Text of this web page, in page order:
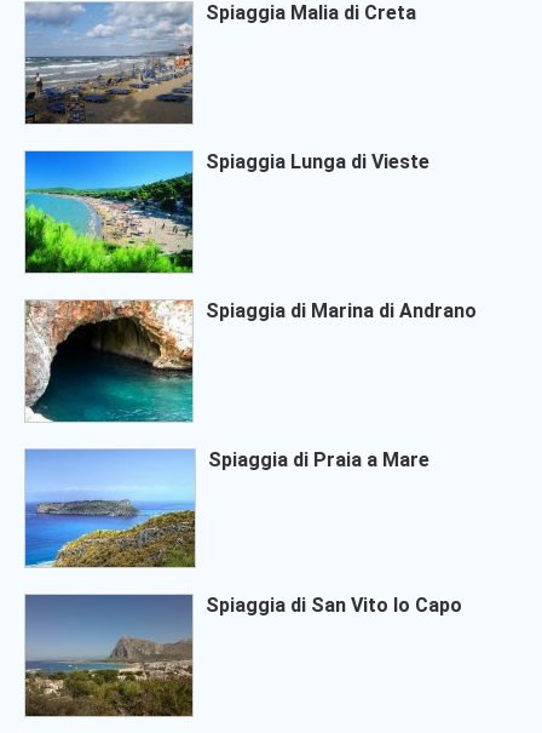
Spiaggia Malia di Creta
Spiaggia Lunga di Vieste
Spiaggia di Marina di Andrano
Spiaggia di Praia a Mare
Spiaggia di San Vito lo Capo